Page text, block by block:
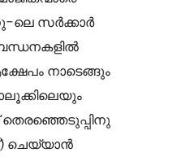
ലെ സർക്കാർ
നാടെങ്ങും
ചെയ്യാൻ